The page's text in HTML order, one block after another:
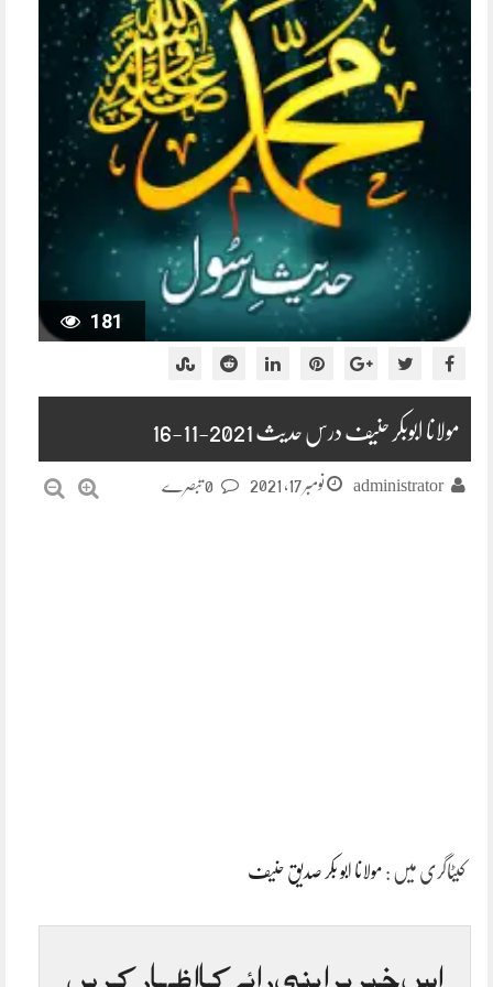
181
مولانا ابوبکر حنیف درس حدیث 2021-11-16
administrator نومبر 17, 2021
کیٹاگری میں : مولانا ابو بکر صدیق حنیف
اس خبر پر اپنی رائے کا اظہار کریں